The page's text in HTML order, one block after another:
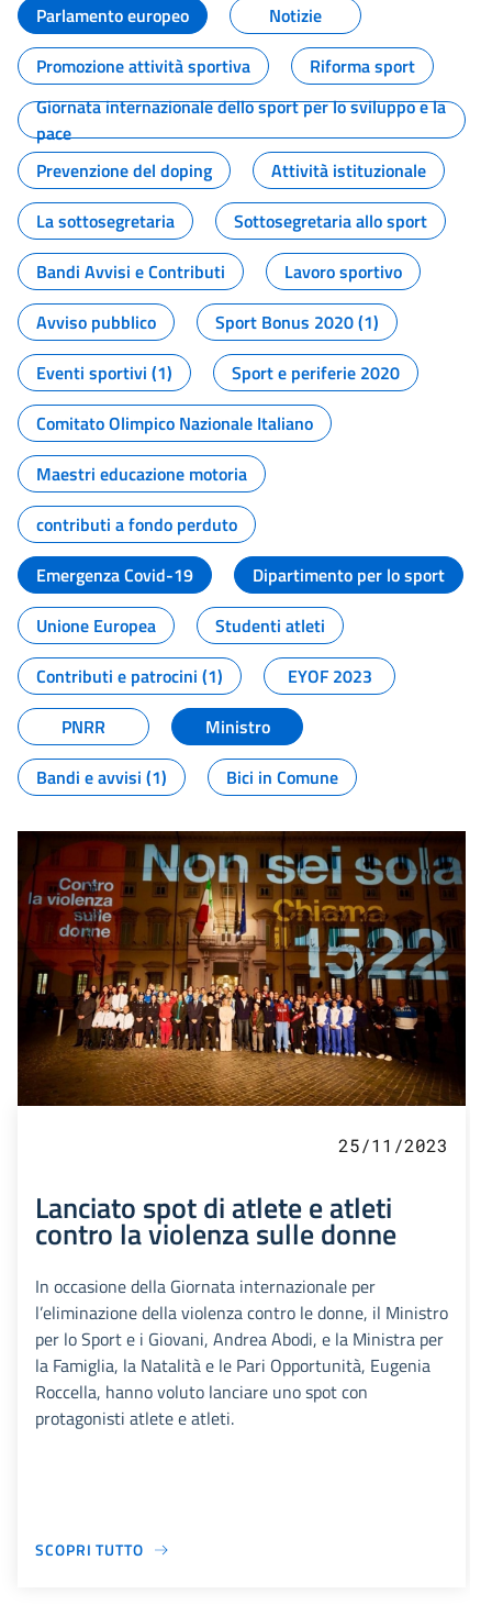
Parlamento europeo
Notizie
Promozione attività sportiva
Riforma sport
Giornata internazionale dello sport per lo sviluppo e la
pace
Prevenzione del doping
Attività istituzionale
La sottosegretaria
Sottosegretaria allo sport
Bandi Avvisi e Contributi
Lavoro sportivo
Avviso pubblico
Sport Bonus 2020 (1)
Eventi sportivi (1)
Sport e periferie 2020
Comitato Olimpico Nazionale Italiano
Maestri educazione motoria
contributi a fondo perduto
Emergenza Covid-19
Dipartimento per lo sport
Unione Europea
Studenti atleti
Contributi e patrocini (1)
EYOF 2023
PNRR
Ministro
Bandi e avvisi (1)
Bici in Comune
25/11/2023
Lanciato spot di atlete e atleti
contro la violenza sulle donne
In occasione della Giornata internazionale per
l’eliminazione della violenza contro le donne, il Ministro
per lo Sport e i Giovani, Andrea Abodi, e la Ministra per
la Famiglia, la Natalità e le Pari Opportunità, Eugenia
Roccella, hanno voluto lanciare uno spot con
protagonisti atlete e atleti.
SCOPRI TUTTO